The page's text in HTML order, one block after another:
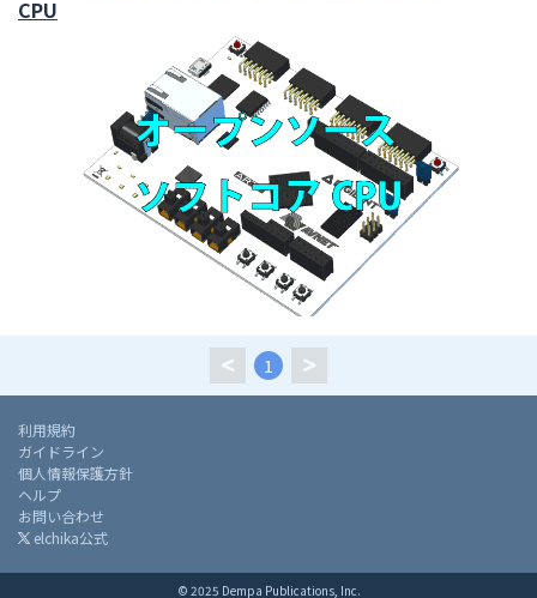
CPU
1
利用規約
ガイドライン
個人情報保護方針
ヘルプ
お問い合わせ
elchika公式
© 2025 Dempa Publications, Inc.